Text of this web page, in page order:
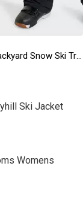
Women's Backyard Snow Ski Trousers
Ski Jacket
Womens